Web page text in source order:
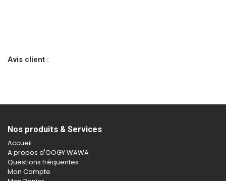
Avis client :
Nos produits & Services
Accueil
A propos d'OOGY WAWA
Questions fréquentes
Mon Compte